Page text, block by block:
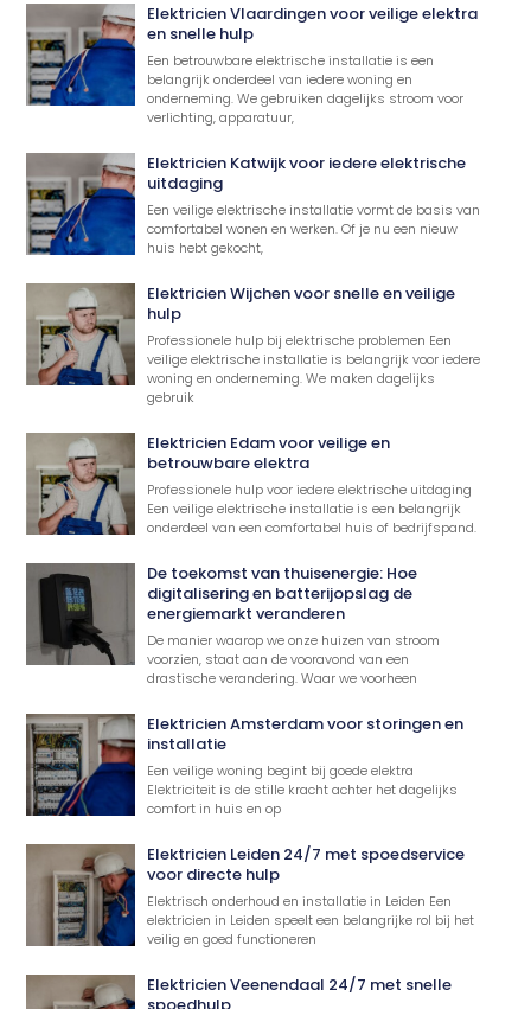
Elektricien Vlaardingen voor veilige elektra
en snelle hulp
Een betrouwbare elektrische installatie is een
belangrijk onderdeel van iedere woning en
onderneming. We gebruiken dagelijks stroom voor
verlichting, apparatuur,
Elektricien Katwijk voor iedere elektrische
uitdaging
Een veilige elektrische installatie vormt de basis van
comfortabel wonen en werken. Of je nu een nieuw
huis hebt gekocht,
Elektricien Wijchen voor snelle en veilige
hulp
Professionele hulp bij elektrische problemen Een
veilige elektrische installatie is belangrijk voor iedere
woning en onderneming. We maken dagelijks
gebruik
Elektricien Edam voor veilige en
betrouwbare elektra
Professionele hulp voor iedere elektrische uitdaging
Een veilige elektrische installatie is een belangrijk
onderdeel van een comfortabel huis of bedrijfspand.
De toekomst van thuisenergie: Hoe
digitalisering en batterijopslag de
energiemarkt veranderen
De manier waarop we onze huizen van stroom
voorzien, staat aan de vooravond van een
drastische verandering. Waar we voorheen
Elektricien Amsterdam voor storingen en
installatie
Een veilige woning begint bij goede elektra
Elektriciteit is de stille kracht achter het dagelijks
comfort in huis en op
Elektricien Leiden 24/7 met spoedservice
voor directe hulp
Elektrisch onderhoud en installatie in Leiden Een
elektricien in Leiden speelt een belangrijke rol bij het
veilig en goed functioneren
Elektricien Veenendaal 24/7 met snelle